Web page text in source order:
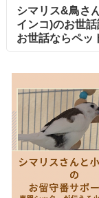
シマリス&鳥さ
インコ)のお世
お世話ならペッ